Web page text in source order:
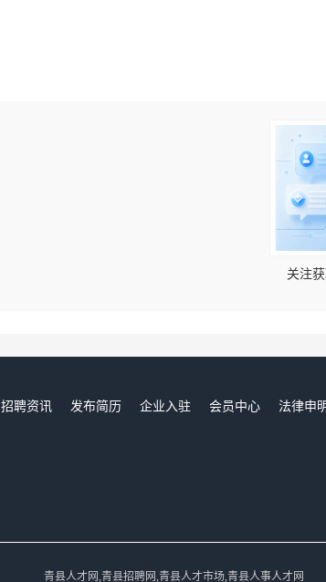
关注
招聘资讯 发布简历 企业入驻 会员中心
法律申
青县人才网,青县招聘网,青县人才市场,青县人事人才网